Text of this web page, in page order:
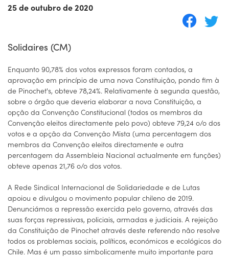
25 de outubro de 2020
Solidaires (CM)
Enquanto 90,78% dos votos expressos foram contados, a
aprovação em princípio de uma nova Constituição, pondo fim à
de Pinochet's, obteve 78,24%. Relativamente à segunda questão,
sobre o órgão que deveria elaborar a nova Constituição, a
opção da Convenção Constitucional (todos os membros da
Convenção eleitos directamente pelo povo) obteve 79,24 o/o dos
votos e a opção da Convenção Mista (uma percentagem dos
membros da Convenção eleitos directamente e outra
percentagem da Assembleia Nacional actualmente em funções)
obteve apenas 21,76 o/o dos votos.
A Rede Sindical Internacional de Solidariedade e de Lutas
apoiou e divulgou o movimento popular chileno de 2019.
Denunciámos a repressão exercida pelo governo, através das
suas forças repressivas, policiais, armadas e judiciais. A rejeição
da Constituição de Pinochet através deste referendo não resolve
todos os problemas sociais, políticos, económicos e ecológicos do
Chile. Mas é um passo simbolicamente muito importante para